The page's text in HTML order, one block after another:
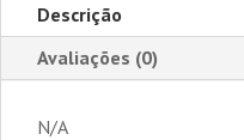
Descrição
Avaliações (0)
N/A